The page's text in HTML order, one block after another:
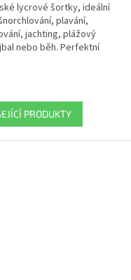
lycrové šortky, ideální
plavání,
jachting, plážový
nebo běh. Perfektní
PRODUKTY